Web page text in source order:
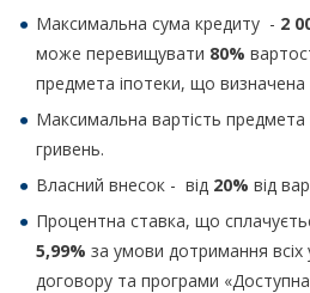
Максимальна сума кредиту - 2
може перевищувати 80%
предмета іпотеки, що
Максимальна вартість предмета
гривень.
Власний внесок - від 20% від
Процентна ставка, що
5,99% за умови дотримання
договору та програми «Доступна